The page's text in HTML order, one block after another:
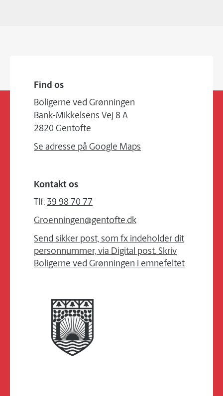
Find os
Boligerne ved Grønningen
Bank-Mikkelsens Vej 8 A
2820 Gentofte
Se adresse på Google Maps
Kontakt os
Tlf: 39 98 70 77
Groenningen@gentofte.dk
Send sikker post, som fx indeholder dit
personnummer, via Digital post. Skriv
Boligerne ved Grønningen i emnefeltet